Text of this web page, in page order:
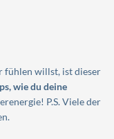
fühlen willst, ist dieser
wie du deine
P.S. Viele der